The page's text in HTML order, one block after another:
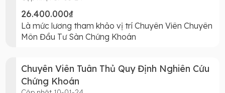
26.400.000₫
Là mức lương tham khảo vị trí Chuyên Viên Chuyên
Môn Đầu Tư Sàn Chứng Khoán
Chuyên Viên Tuân Thủ Quy Định Nghiên Cứu
Chứng Khoán